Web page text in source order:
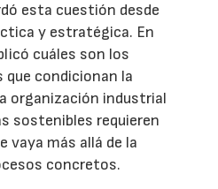
esta cuestión desde
y estratégica. En
cuáles son los
condicionan la
organización industrial
sostenibles requieren
vaya más allá de la
concretos.